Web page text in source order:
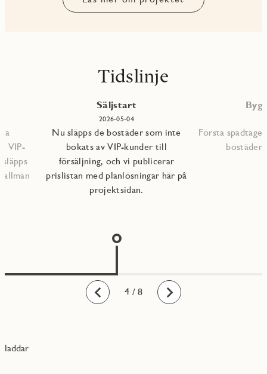
Tidslinje
Bakåt
VIP-
Säljstart
2026-05-04
Nu släpps de bostäder som inte
bokats av VIP-kunder till
försäljning, och vi publicerar
prislistan med planlösningar här på
projektsidan.
Första
Framåt
1
2
3
4
5
6
7
8 / 8
laddar